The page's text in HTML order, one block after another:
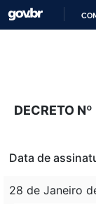
DECRETO
Data de
28 de Janeiro